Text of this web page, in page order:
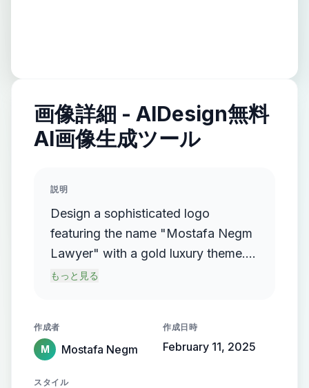
画像詳細 - AIDesign無料
AI画像生成ツール
説明
Design a sophisticated logo
featuring the name "Mostafa Negm
Lawyer" with a gold luxury theme.
The logo should incorporate a
protruding from the background,
creating a sense of motion and
もっと見る
作成者
M Mostafa Negm
作成日時
February 11, 2025
スタイル